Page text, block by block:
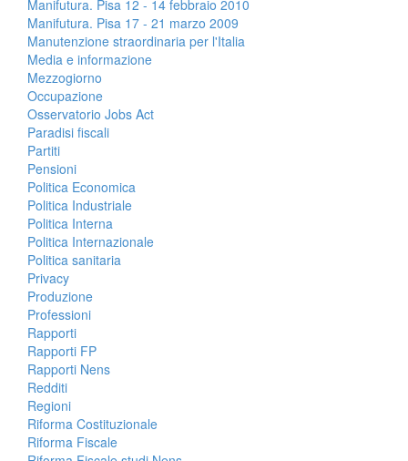
Manifutura. Pisa 12 - 14 febbraio 2010
Manifutura. Pisa 17 - 21 marzo 2009
Manutenzione straordinaria per l'Italia
Media e informazione
Mezzogiorno
Occupazione
Osservatorio Jobs Act
Paradisi fiscali
Partiti
Pensioni
Politica Economica
Politica Industriale
Politica Interna
Politica Internazionale
Politica sanitaria
Privacy
Produzione
Professioni
Rapporti
Rapporti FP
Rapporti Nens
Redditi
Regioni
Riforma Costituzionale
Riforma Fiscale